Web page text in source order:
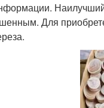
Наилучший
Для